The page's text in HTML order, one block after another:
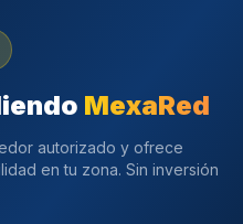
MexaRed
autorizado y ofrece
en tu zona. Sin inversión